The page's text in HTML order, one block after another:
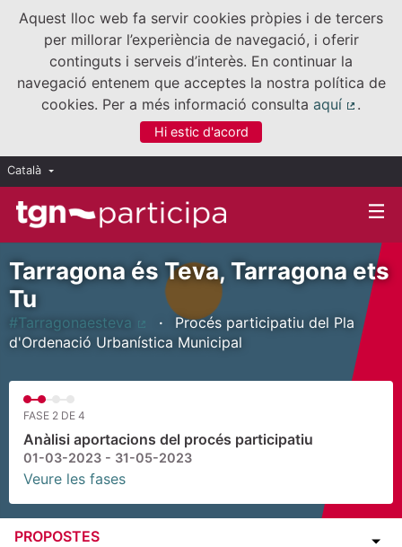
Aquest lloc web fa servir cookies pròpies i de tercers
per millorar l’experiència de navegació, i oferir
continguts i serveis d’interès. En continuar la
navegació entenem que acceptes la nostra política de
cookies. Per a més informació consulta aquí
.
Hi estic d'acord
Català Triar la llengua
Tarragona és Teva, Tarragona ets
Tu
#Tarragonaesteva
(Enllaç extern)
Procés participatiu del Pla
d'Ordenació Urbanística Municipal
FASE 2 DE 4
Anàlisi aportacions del procés participatiu
01-03-2023 - 31-05-2023
Veure les fases
PROPOSTES